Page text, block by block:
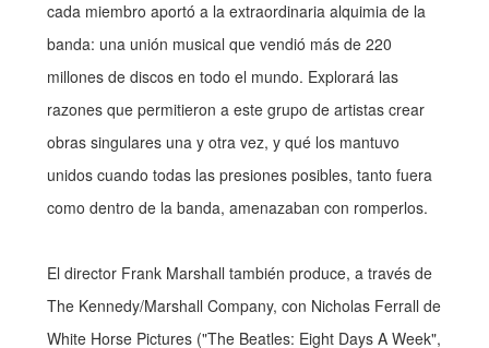
cada miembro aportó a la extraordinaria alquimia de la
banda: una unión musical que vendió más de 220
millones de discos en todo el mundo. Explorará las
razones que permitieron a este grupo de artistas crear
obras singulares una y otra vez, y qué los mantuvo
unidos cuando todas las presiones posibles, tanto fuera
como dentro de la banda, amenazaban con romperlos.
El director Frank Marshall también produce, a través de
The Kennedy/Marshall Company, con Nicholas Ferrall de
White Horse Pictures ("The Beatles: Eight Days A Week",